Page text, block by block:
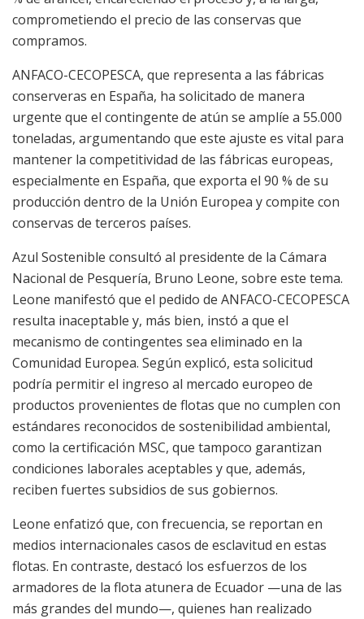
comprometiendo el precio de las conservas que
compramos.
ANFACO-CECOPESCA, que representa a las fábricas
conserveras en España, ha solicitado de manera
urgente que el contingente de atún se amplíe a 55.000
toneladas, argumentando que este ajuste es vital para
mantener la competitividad de las fábricas europeas,
especialmente en España, que exporta el 90 % de su
producción dentro de la Unión Europea y compite con
conservas de terceros países.
Azul Sostenible consultó al presidente de la Cámara
Nacional de Pesquería, Bruno Leone, sobre este tema.
Leone manifestó que el pedido de ANFACO-CECOPESCA
resulta inaceptable y, más bien, instó a que el
mecanismo de contingentes sea eliminado en la
Comunidad Europea. Según explicó, esta solicitud
podría permitir el ingreso al mercado europeo de
productos provenientes de flotas que no cumplen con
estándares reconocidos de sostenibilidad ambiental,
como la certificación MSC, que tampoco garantizan
condiciones laborales aceptables y que, además,
reciben fuertes subsidios de sus gobiernos.
Leone enfatizó que, con frecuencia, se reportan en
medios internacionales casos de esclavitud en estas
flotas. En contraste, destacó los esfuerzos de los
armadores de la flota atunera de Ecuador —una de las
más grandes del mundo—, quienes han realizado